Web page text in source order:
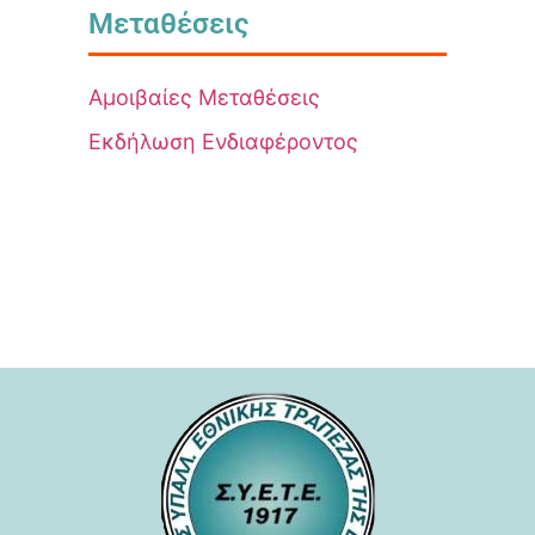
Μεταθέσεις
Αμοιβαίες Μεταθέσεις
Εκδήλωση Ενδιαφέροντος